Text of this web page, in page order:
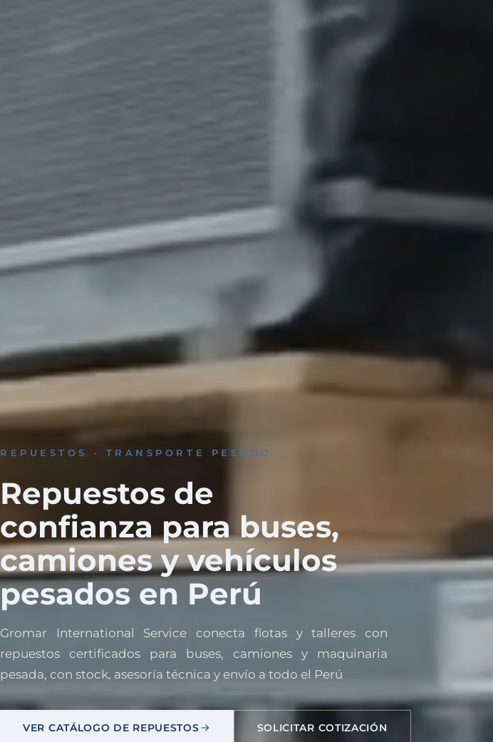
REPUESTOS · TRANSPORTE PESADO
Repuestos de
confianza para buses,
camiones y vehículos
pesados en Perú
Gromar International Service conecta flotas y talleres con
repuestos certificados para buses, camiones y maquinaria
pesada, con stock, asesoría técnica y envío a todo el Perú
VER CATÁLOGO DE REPUESTOS SOLICITAR COTIZACIÓN